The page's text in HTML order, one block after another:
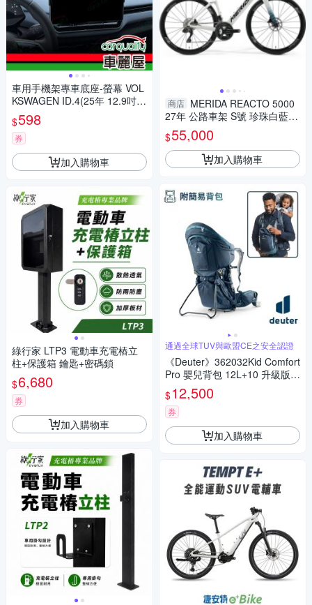
車用手機架專車底座-螢幕 VOL
KSWAGEN ID.4(25年 12.9吋)
旗艦款 1入 車麗屋
$598
券
加入購物車
綠行家 LTP3 電動車充電樁立
柱+保護箱 鑰匙+密碼鎖
$6,680
券
加入購物車
商店 MERIDA REACTO 5000
27年 公路車架 S號 珍珠白藍條
紋
$55,000
加入購物車
通過全球TUV與歐盟CE之安全認證
《Deuter》362032Kid Comfort
Pro 嬰兒背包 12L+10 升級版
深藍 (嬰兒背架/登山/健行/運動/
旅遊/親子背架)
$12,500
券
加入購物車